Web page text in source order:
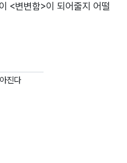
<변변함>이 되어줄지 어떨
진다